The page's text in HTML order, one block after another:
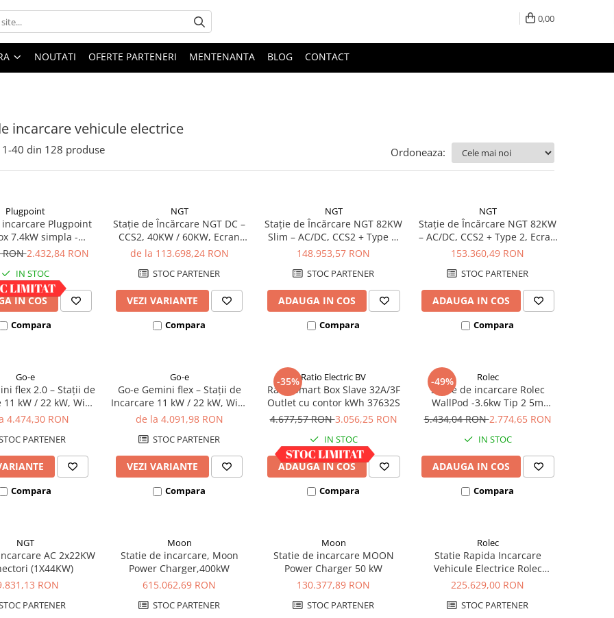
0,00
NOUTATI OFERTE PARTENERI MENTENANTA BLOG CONTACT
incarcare vehicule electrice
1-40 din 128 produse Ordoneaza:
Plugpoint
Plugpoint
7.4kW simpla -
Resigilat
RON2.432,84 RON
IN STOC
IN COS
Compara
NGT
Stație de Încărcare NGT DC –
CCS2, 40KW / 60KW, Ecran
Touch 7”, Montaj Flexibil
de la 113.698,24 RON
STOC PARTENER
VEZI VARIANTE
Compara
NGT
Stație de Încărcare NGT 82KW
Slim – AC/DC, CCS2 + Type 2,
Ecran 7” Touch, Format
148.953,57 RON
STOC PARTENER
ADAUGA IN COS
Compara
NGT
Stație de Încărcare NGT 82KW
– AC/DC, CCS2 + Type 2, Ecran
7” Touch
153.360,49 RON
STOC PARTENER
ADAUGA IN COS
Compara
Go-e
flex 2.0 – Stații de
kW / 22 kW, WiFi
Control Avansat
4.474,30 RON
PARTENER
Compara
Go-e
Go-e Gemini flex – Stații de
Incarcare 11 kW / 22 kW, WiFi,
Montaj Fix sau Mobil
de la 4.091,98 RON
STOC PARTENER
VEZI VARIANTE
Compara
-35%Ratio Electric BV
Ratio Smart Box Slave 32A/3F
Outlet cu contor kWh 37632S
4.677,57 RON3.056,25 RON
IN STOC
ADAUGA IN COS
Compara
-49% Rolec
Statie de incarcare Rolec
WallPod -3.6kw Tip 2 5m
Tethered - Neagra
5.434,04 RON2.774,65 RON
IN STOC
ADAUGA IN COS
Compara
NGT
AC 2x22KW
(1X44KW)
RON
PARTENER
Moon
Statie de incarcare, Moon
Power Charger,400kW
615.062,69 RON
STOC PARTENER
Moon
Statie de incarcare MOON
Power Charger 50 kW
130.377,89 RON
STOC PARTENER
Rolec
Statie Rapida Incarcare
Vehicule Electrice Rolec
ULTRACHARGE 160, 160kW
225.629,00 RON
STOC PARTENER